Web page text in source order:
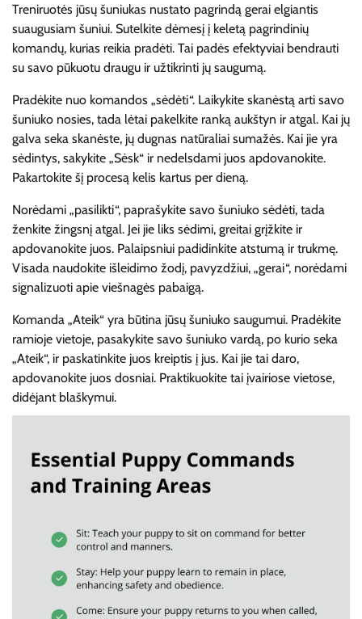
Treniruotės jūsų šuniukas nustato pagrindą gerai elgiantis
suaugusiam šuniui. Sutelkite dėmesį į keletą pagrindinių
komandų, kurias reikia pradėti. Tai padės efektyviai bendrauti
su savo pūkuotu draugu ir užtikrinti jų saugumą.
Pradėkite nuo komandos „sėdėti“. Laikykite skanėstą arti savo
šuniuko nosies, tada lėtai pakelkite ranką aukštyn ir atgal. Kai jų
galva seka skanėste, jų dugnas natūraliai sumažės. Kai jie yra
sėdintys, sakykite „Sėsk“ ir nedelsdami juos apdovanokite.
Pakartokite šį procesą kelis kartus per dieną.
Norėdami „pasilikti“, paprašykite savo šuniuko sėdėti, tada
ženkite žingsnį atgal. Jei jie liks sėdimi, greitai grįžkite ir
apdovanokite juos. Palaipsniui padidinkite atstumą ir trukmę.
Visada naudokite išleidimo žodį, pavyzdžiui, „gerai“, norėdami
signalizuoti apie viešnagės pabaigą.
Komanda „Ateik“ yra būtina jūsų šuniuko saugumui. Pradėkite
ramioje vietoje, pasakykite savo šuniuko vardą, po kurio seka
„Ateik“, ir paskatinkite juos kreiptis į jus. Kai jie tai daro,
apdovanokite juos dosniai. Praktikuokite tai įvairiose vietose,
didėjant blaškymui.